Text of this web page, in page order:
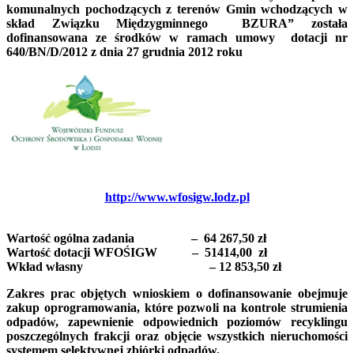
komunalnych pochodzących z terenów Gmin wchodzących w
skład Związku Międzygminnego BZURA” została
dofinansowana ze środków w ramach umowy dotacji nr
640/BN/D/2012 z dnia 27 grudnia 2012 roku
http://www.wfosigw.lodz.pl
Wartość ogólna zadania – 64 267,50 zł
Wartość dotacji WFOŚIGW – 51414,00 zł
Wkład własny – 12 853,50 zł
Zakres prac objętych wnioskiem o dofinansowanie obejmuje
zakup oprogramowania, które pozwoli na kontrole strumienia
odpadów, zapewnienie odpowiednich poziomów recyklingu
poszczególnych frakcji oraz objęcie wszystkich nieruchomości